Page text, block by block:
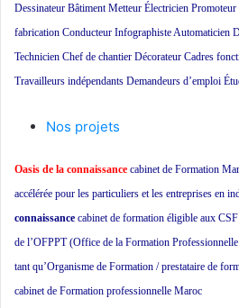
Dessinateur Bâtiment Metteur Électricien
fabrication Conducteur Infographiste Automaticien
Technicien Chef de chantier Décorateur Cadres
Travailleurs indépendants Demandeurs d’emploi
Nos projets
Oasis de la connaissance cabinet de Formation
accélérée pour les particuliers et les entreprises en
connaissance cabinet de formation éligible aux
de l’OFPPT (Office de la Formation
tant qu’Organisme de Formation / prestataire de
cabinet de Formation professionnelle Maroc